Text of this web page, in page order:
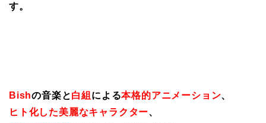
す。
Bishの音楽と白組 による本格的アニメーション、
ヒト化した美麗なキャラクター、